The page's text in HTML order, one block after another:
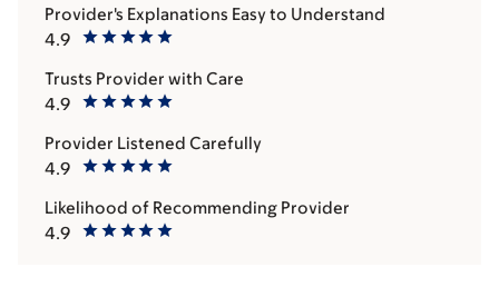
4.9
Provider's Explanations Easy to Understand
4.9
Trusts Provider with Care
4.9
Provider Listened Carefully
4.9
Likelihood of Recommending Provider